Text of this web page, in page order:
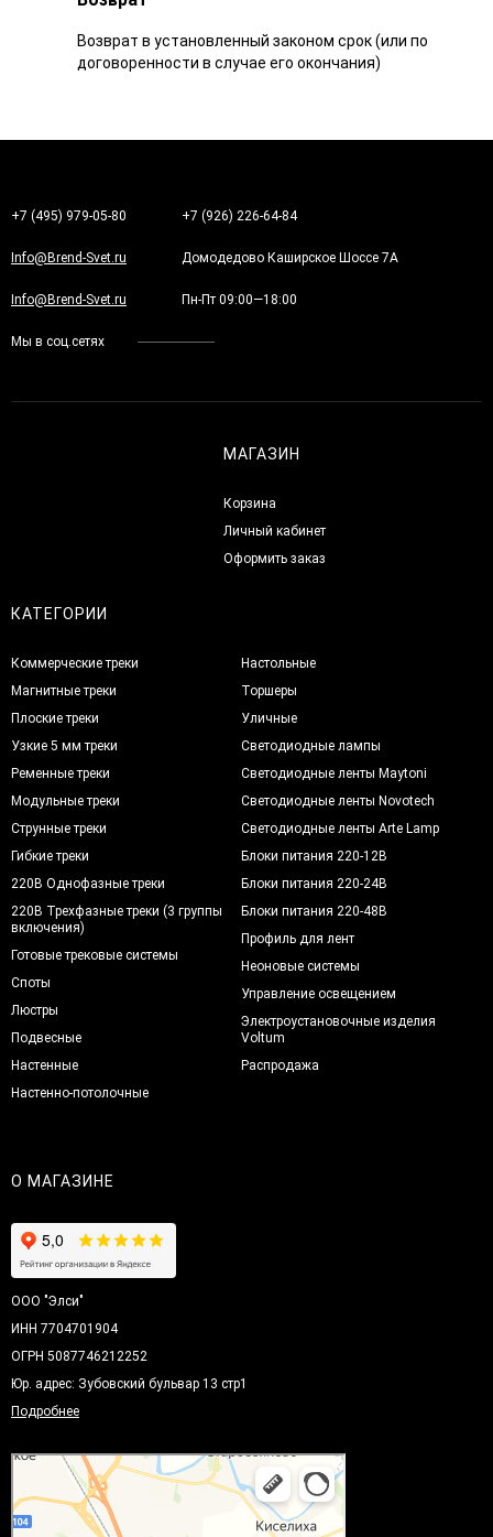
Возврат в установленный законом срок (или по
договоренности в случае его окончания)
+7 (495) 979-05-80 +7 (926) 226-64-84
Info@Brend-Svet.ru Домодедово Каширское Шоссе 7А
Info@Brend-Svet.ru Пн-Пт 09:00—18:00
Мы в соц.сетях
МАГАЗИН
Корзина
Личный кабинет
Оформить заказ
КАТЕГОРИИ
Коммерческие треки
Магнитные треки
Плоские треки
Узкие 5 мм треки
Ременные треки
Модульные треки
Струнные треки
Гибкие треки
220В Однофазные треки
220В Трехфазные треки (3 группы
включения)
Готовые трековые системы
Споты
Люстры
Подвесные
Настенные
Настенно-потолочные
Настольные
Торшеры
Уличные
Светодиодные лампы
Светодиодные ленты Maytoni
Светодиодные ленты Novotech
Светодиодные ленты Arte Lamp
Блоки питания 220-12В
Блоки питания 220-24В
Блоки питания 220-48В
Профиль для лент
Неоновые системы
Управление освещением
Электроустановочные изделия
Voltum
Распродажа
О МАГАЗИНЕ
ООО "Элси"
ИНН 7704701904
ОГРН 5087746212252
Юр. адрес: Зубовский бульвар 13 стр1
Подробнее